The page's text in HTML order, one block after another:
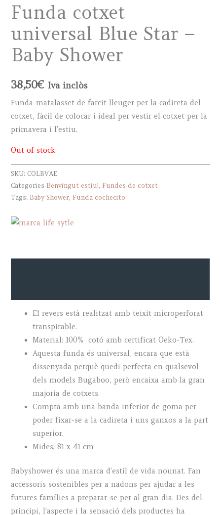
Funda cotxet
universal Blue Star –
Baby Shower
38,50€ Iva inclòs
Funda-matalasset de farcit lleuger per la cadireta del
cotxet, fàcil de colocar i ideal per vestir el cotxet per la
primavera i l’estiu.
Out of stock
SKU: COLBVAE
Categories Benvingut estiu!, Fundes de cotxet
Tags: Baby Shower, Funda cochecito
El revers està realitzat amb teixit microperforat
transpirable.
Material: 100% cotó amb certificat Oeko-Tex.
Aquesta funda és universal, encara que està
dissenyada perquè quedi perfecta en qualsevol
dels models Bugaboo, però encaixa amb la gran
majoria de cotxets.
Compta amb una banda inferior de goma per
poder fixar-se a la cadireta i uns ganxos a la part
superior.
Mides: 81 x 41 cm
Babyshower és una marca d’estil de vida nounat. Fan
accessoris sostenibles per a nadons per ajudar a les
futures famílies a preparar-se per al gran dia. Des del
principi, l’aspecte i la sensació dels productes ha